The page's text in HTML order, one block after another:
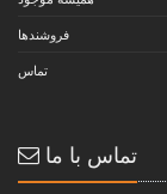
فروشندها
تماس
تماس با ما